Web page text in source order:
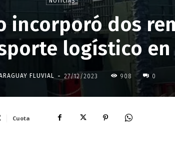
incorporó dos
logístico en
FLUVIAL - 27/12/2023 908 0
Cuota